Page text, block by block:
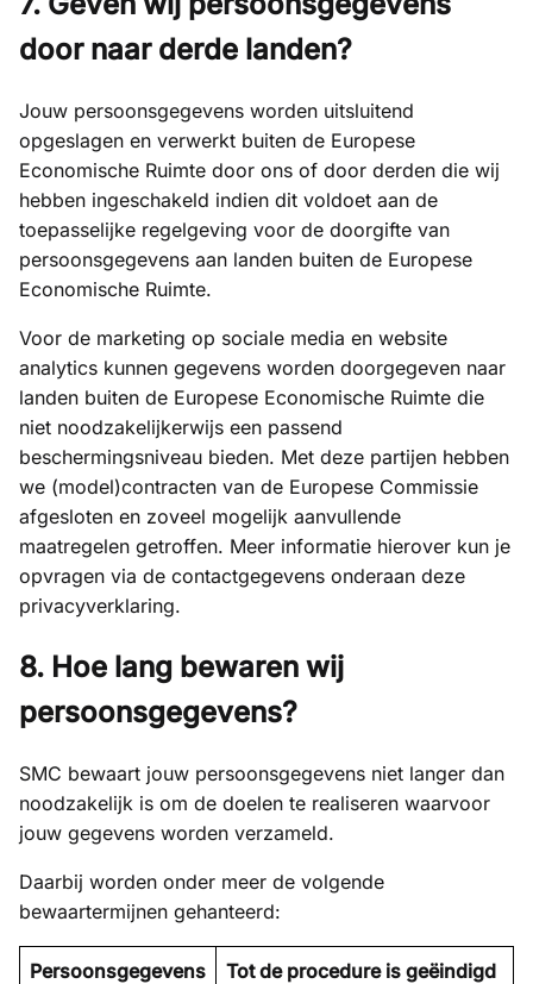
door naar derde landen?
Jouw persoonsgegevens worden uitsluitend
opgeslagen en verwerkt buiten de Europese
Economische Ruimte door ons of door derden die wij
hebben ingeschakeld indien dit voldoet aan de
toepasselijke regelgeving voor de doorgifte van
persoonsgegevens aan landen buiten de Europese
Economische Ruimte.
Voor de marketing op sociale media en website
analytics kunnen gegevens worden doorgegeven naar
landen buiten de Europese Economische Ruimte die
niet noodzakelijkerwijs een passend
beschermingsniveau bieden. Met deze partijen hebben
we (model)contracten van de Europese Commissie
afgesloten en zoveel mogelijk aanvullende
maatregelen getroffen. Meer informatie hierover kun je
opvragen via de contactgegevens onderaan deze
privacyverklaring.
8. Hoe lang bewaren wij
persoonsgegevens?
SMC bewaart jouw persoonsgegevens niet langer dan
noodzakelijk is om de doelen te realiseren waarvoor
jouw gegevens worden verzameld.
Daarbij worden onder meer de volgende
bewaartermijnen gehanteerd:
Persoonsgegevens
Tot de procedure is geëindigd